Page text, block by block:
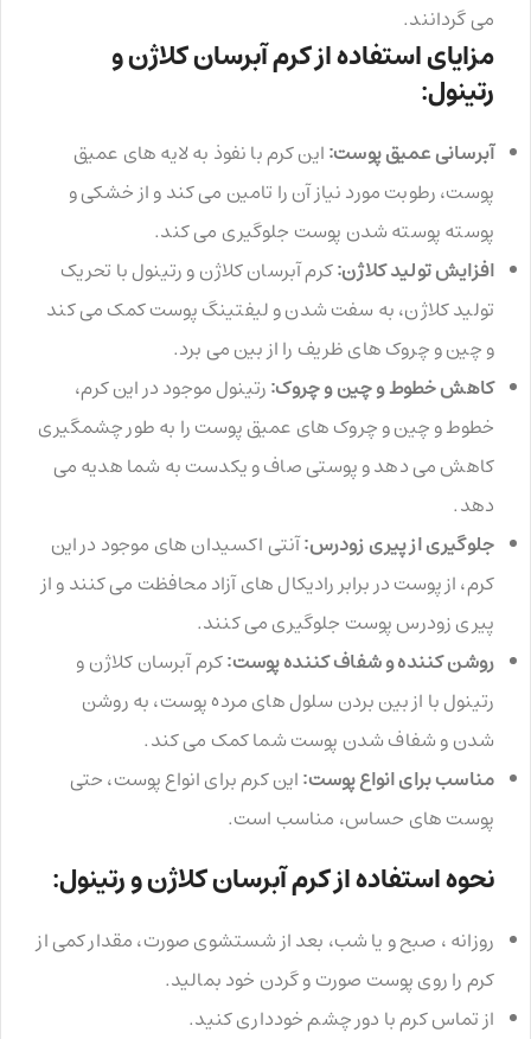
می گردانند.
مزایای استفاده از کرم آبرسان کلاژن و
رتینول:
آبرسانی عمیق پوست:این کرم با نفوذ به لایه های عمیق
پوست، رطوبت مورد نیاز آن را تامین می کند و از خشکی و
پوسته پوسته شدن پوست جلوگیری می کند.
افزایش تولید کلاژن:کرم آبرسان کلاژن و رتینول با تحریک
تولید کلاژن، به سفت شدن و لیفتینگ پوست کمک می کند
و چین و چروک های ظریف را از بین می برد.
کاهش خطوط و چین و چروک:رتینول موجود در این کرم،
خطوط و چین و چروک های عمیق پوست را به طور چشمگیری
کاهش می دهد و پوستی صاف و یکدست به شما هدیه می
دهد.
جلوگیری از پیری زودرس:آنتی اکسیدان های موجود در این
کرم، از پوست در برابر رادیکال های آزاد محافظت می کنند و از
پیری زودرس پوست جلوگیری می کنند.
روشن کننده و شفاف کننده پوست:کرم آبرسان کلاژن و
رتینول با از بین بردن سلول های مرده پوست، به روشن
شدن و شفاف شدن پوست شما کمک می کند.
مناسب برای انواع پوست:این کرم برای انواع پوست، حتی
پوست های حساس، مناسب است.
نحوه استفاده از کرم آبرسان کلاژن و رتینول:
روزانه ، صبح و یا شب، بعد از شستشوی صورت، مقدار کمی از
کرم را روی پوست صورت و گردن خود بمالید.
از تماس کرم با دور چشم خودداری کنید.